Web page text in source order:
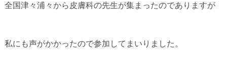
全国津々浦々から皮膚科の先生が集まったのでありますが
私にも声がかかったので参加してまいりました。